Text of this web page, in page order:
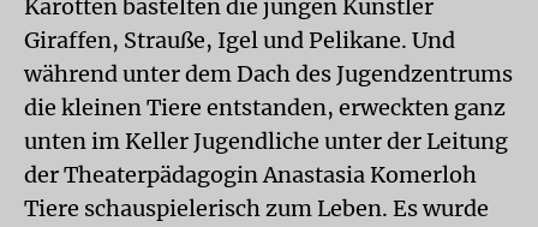
Karotten bastelten die jungen Künstler
Giraffen, Strauße, Igel und Pelikane. Und
während unter dem Dach des Jugendzentrums
die kleinen Tiere entstanden, erweckten ganz
unten im Keller Jugendliche unter der Leitung
der Theaterpädagogin Anastasia Komerloh
Tiere schauspielerisch zum Leben. Es wurde